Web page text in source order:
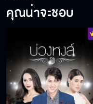
คุณน่าจะชอบ